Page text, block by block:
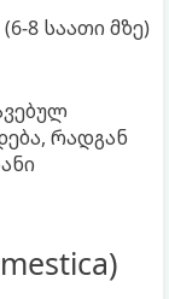
8 საათი მზე)
რადგან